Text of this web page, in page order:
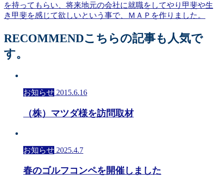
を持ってもらい、将来地元の会社に就職をしてやり甲斐や生
き甲斐を感じて欲しいという事で、ＭＡＰを作りました。
RECOMMENDこちらの記事も人気で
す。
お知らせ 2015.6.16
（株）マツダ様を訪問取材
お知らせ 2025.4.7
春のゴルフコンペを開催しました